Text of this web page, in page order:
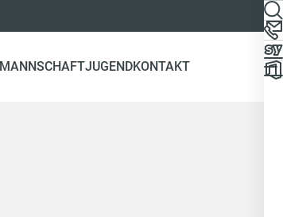
MANNSCHAFTJUGENDKONTAKT